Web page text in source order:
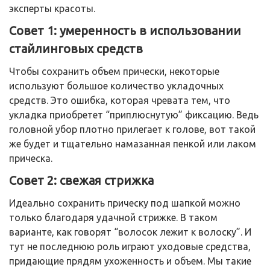
эксперты красоты.
Совет 1: умеренность в использовании
стайлинговых средств
Чтобы сохранить объем прически, некоторые
используют большое количество укладочных
средств. Это ошибка, которая чревата тем, что
укладка приобретет “приплюснутую” фиксацию. Ведь
головной убор плотно прилегает к голове, вот такой
же будет и тщательно намазанная пенкой или лаком
прическа.
Совет 2: свежая стрижка
Идеально сохранить прическу под шапкой можно
только благодаря удачной стрижке. В таком
варианте, как говорят “волосок лежит к волоску”. И
тут не последнюю роль играют уходовые средства,
придающие прядям ухоженность и объем. Мы такие